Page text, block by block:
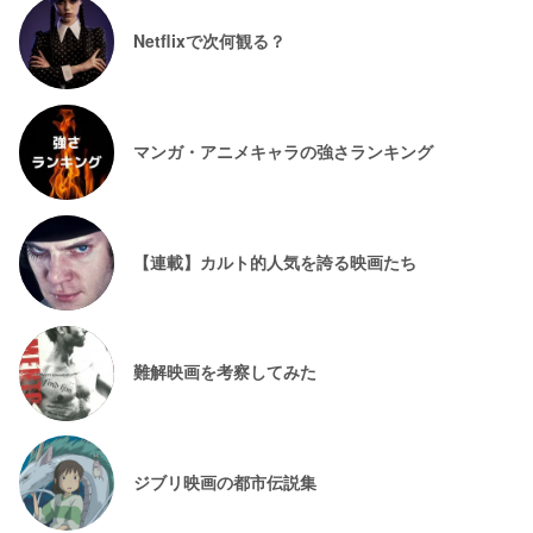
Netflixで次何観る？
マンガ・アニメキャラの強さランキング
【連載】カルト的人気を誇る映画たち
難解映画を考察してみた
ジブリ映画の都市伝説集